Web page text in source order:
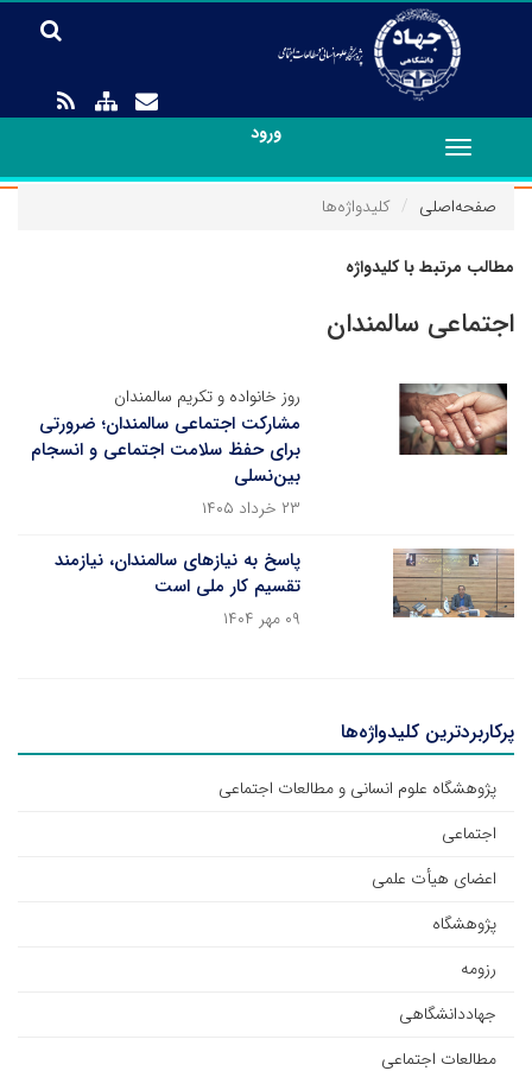
ورود
Toggle
navigation
صفحه‌اصلی
کلیدواژه‌ها
مطالب مرتبط با کلیدواژه
اجتماعی سالمندان
روز خانواده و تکریم سالمندان
مشارکت اجتماعی سالمندان؛ ضرورتی
برای حفظ سلامت اجتماعی و انسجام
بین‌نسلی
۲۳ خرداد ۱۴۰۵
پاسخ به نیازهای سالمندان، نیازمند
تقسیم کار ملی است
۰۹ مهر ۱۴۰۴
پرکاربردترین کلیدواژه‌ها
پژوهشگاه علوم انسانی و مطالعات اجتماعی
اجتماعی
اعضای هیأت علمی
پژوهشگاه
رزومه
جهاددانشگاهی
مطالعات اجتماعی